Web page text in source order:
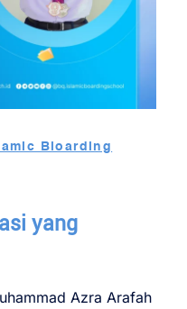
Bioarding
yang
Azra Arafah